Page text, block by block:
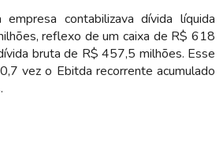
contabilizava dívida líquida
reflexo de um caixa de R$ 618
bruta de R$ 457,5 milhões. Esse
vez o Ebitda recorrente acumulado